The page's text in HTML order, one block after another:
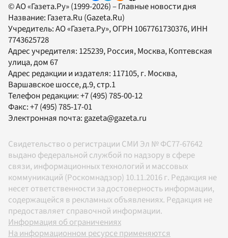
© АО «Газета.Ру» (1999-2026) – Главные новости дня
Название: Газета.Ru (Gazeta.Ru)
Учредитель:АО «Газета.Ру», ОГРН 1067761730376, ИНН
7743625728
Адрес учредителя: 125239, Россия, Москва, Коптевская
улица, дом 67
Адрес редакции и издателя: 117105, г. Москва,
Варшавское шоссе, д.9, стр.1
Телефон редакции:+7 (495) 785-00-12
Факс:+7 (495) 785-17-01
Электронная почта:gazeta@gazeta.ru
Свидетельство о регистрации СМИ Эл № ФС77-67642
выдано федеральной службой по надзору в сфере
связи, информационных технологий и массовых
коммуникаций (Роскомнадзор) 10.11.2016 г. Редакция не
несет ответственности за достоверность информации,
содержащейся в рекламных объявлениях. Редакция не
предоставляет справочной информации.
Информация об ограничениях
На информационном ресурсе применяются